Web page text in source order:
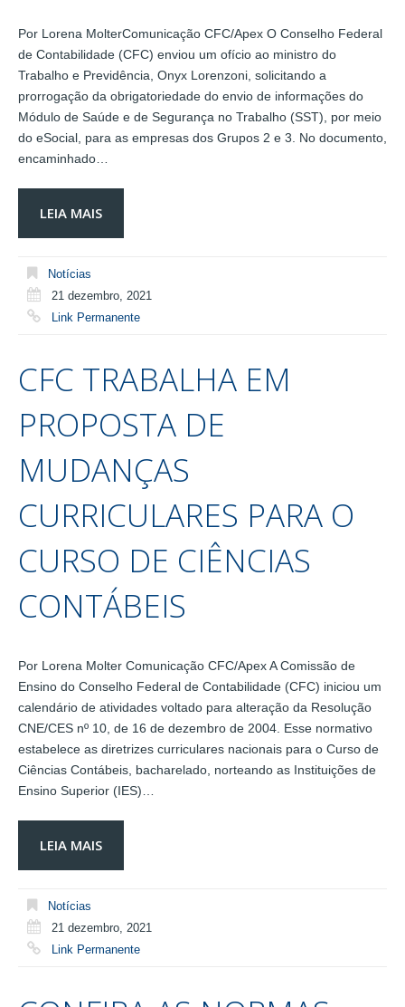
Por Lorena MolterComunicação CFC/Apex O Conselho Federal
de Contabilidade (CFC) enviou um ofício ao ministro do
Trabalho e Previdência, Onyx Lorenzoni, solicitando a
prorrogação da obrigatoriedade do envio de informações do
Módulo de Saúde e de Segurança no Trabalho (SST), por meio
do eSocial, para as empresas dos Grupos 2 e 3. No documento,
encaminhado…
LEIA MAIS
Notícias
21 dezembro, 2021
Link Permanente
CFC TRABALHA EM
PROPOSTA DE
MUDANÇAS
CURRICULARES PARA O
CURSO DE CIÊNCIAS
CONTÁBEIS
Por Lorena Molter Comunicação CFC/Apex A Comissão de
Ensino do Conselho Federal de Contabilidade (CFC) iniciou um
calendário de atividades voltado para alteração da Resolução
CNE/CES nº 10, de 16 de dezembro de 2004. Esse normativo
estabelece as diretrizes curriculares nacionais para o Curso de
Ciências Contábeis, bacharelado, norteando as Instituições de
Ensino Superior (IES)…
LEIA MAIS
Notícias
21 dezembro, 2021
Link Permanente